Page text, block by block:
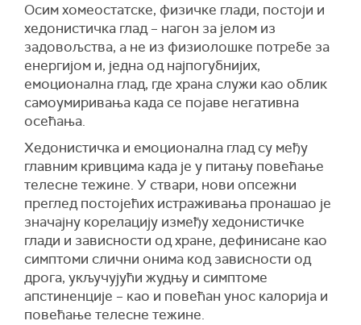
Осим хомеостатске, физичке глади, постоји и
хедонистичка глад – нагон за јелом из
задовољства, а не из физиолошке потребе за
енергијом и, једна од најпогубнијих,
емоционална глад, где храна служи као облик
самоумиривања када се појаве негативна
осећања.
Хедонистичка и емоционална глад су међу
главним кривцима када је у питању повећање
телесне тежине. У ствари, нови опсежни
преглед постојећих истраживања пронашао је
значајну корелацију између хедонистичке
глади и зависности од хране, дефинисане као
симптоми слични онима код зависности од
дрога, укључујући жудњу и симптоме
апстиненције – као и повећан унос калорија и
повећање телесне тежине.